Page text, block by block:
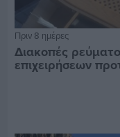
Πριν 8 ημέρες
Διακοπές
επιχειρήσεων